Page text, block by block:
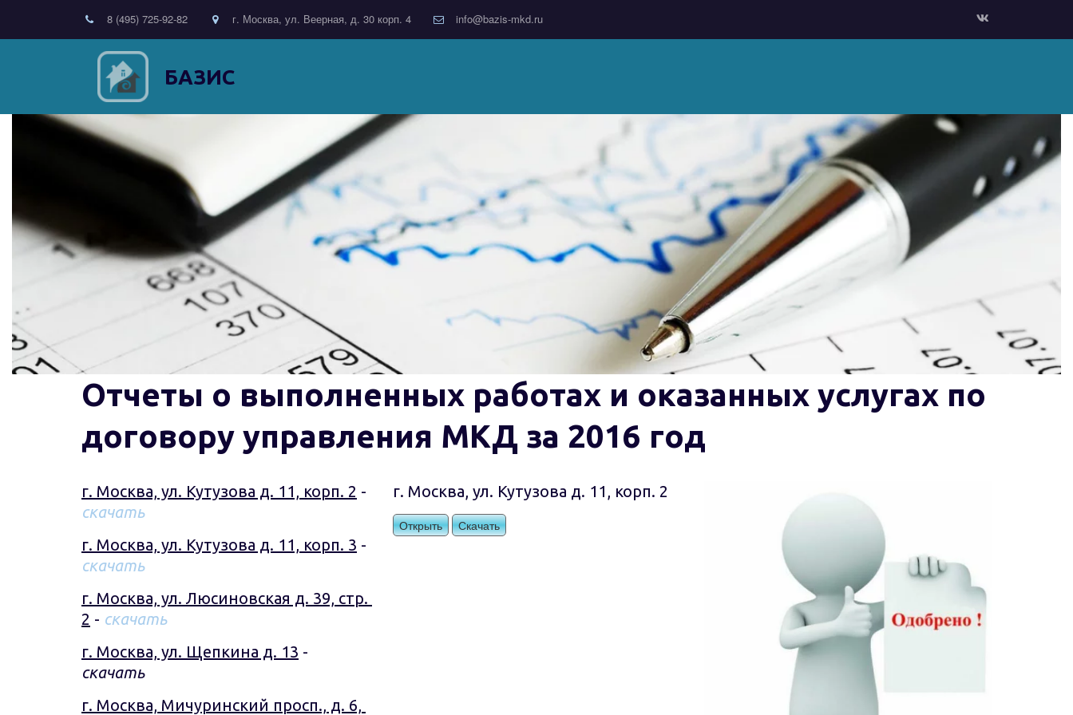
8 (495) 725-92-82 г. Москва, ул. Веерная, д. 30 корп. 4 info@bazis-mkd.ru
БАЗИС
Отчеты о выполненных работах и оказанных услугах по
договору управления МКД за 2016 год
г. Москва, ул. Кутузова д. 11, корп. 2
скачать
г. Москва, ул. Кутузова д. 11, корп. 3
скачать
г. Москва, ул. Люсиновская д. 39, стр.
2 - скачать
г. Москва, ул. Щепкина д. 13
скачать
г. Москва, Мичуринский просп., д. 6,
г. Москва, ул. Кутузова д. 11, корп. 2
Открыть Скачать